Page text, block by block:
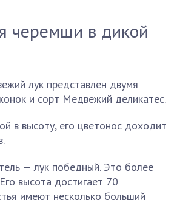
лук представлен двумя
и сорт Медвежий деликатес.
в высоту, его цветонос доходит
— лук победный. Это более
высота достигает 70
имеют несколько больший